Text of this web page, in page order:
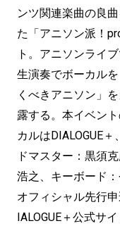
ンツ関連楽曲の良
た「アニソン派！
ト。アニソンライ
生演奏でボーカル
くべきアニソン」
露する。本イベン
カルはDIALOGUE
ドマスター：黒須
浩之、キーボード
オフィシャル先行
IALOGUE＋公式サ